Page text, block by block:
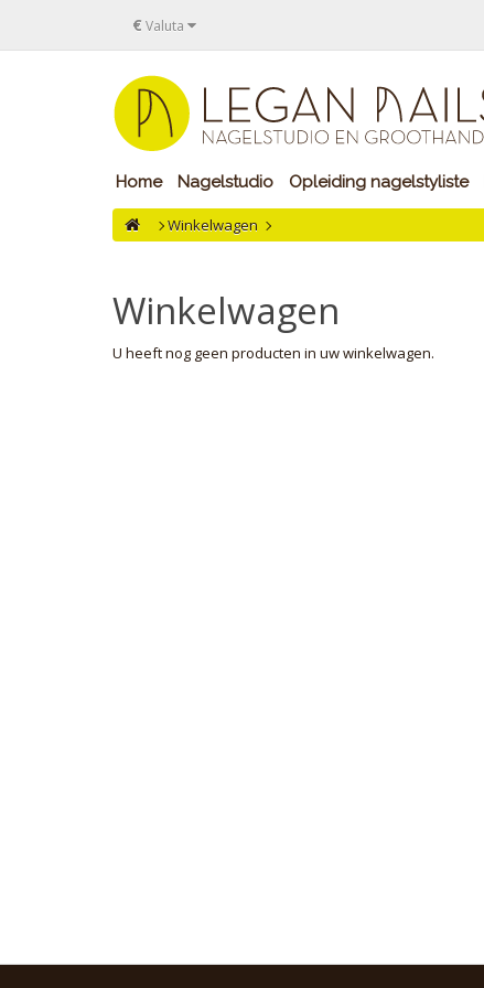
€ Valuta
Home Nagelstudio Opleiding nagelstyliste
Winkelwagen
Winkelwagen
U heeft nog geen producten in uw winkelwagen.